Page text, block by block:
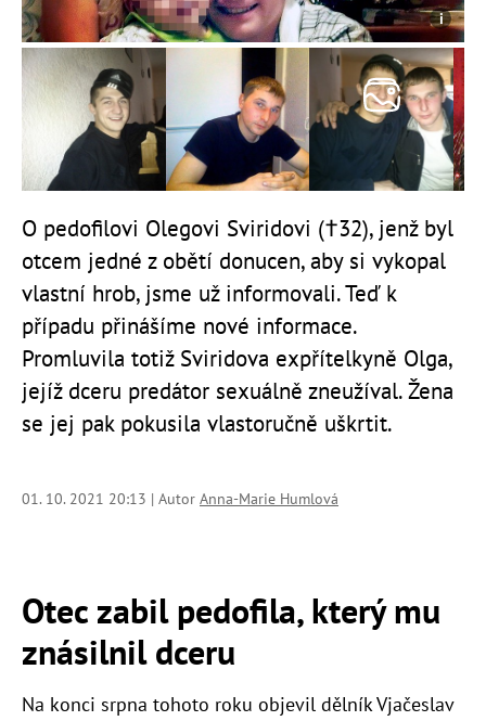
O pedofilovi Olegovi Sviridovi (†32), jenž byl
otcem jedné z obětí donucen, aby si vykopal
vlastní hrob, jsme už informovali. Teď k
případu přinášíme nové informace.
Promluvila totiž Sviridova expřítelkyně Olga,
jejíž dceru predátor sexuálně zneužíval. Žena
se jej pak pokusila vlastoručně uškrtit.
01. 10. 2021 20:13 | Autor Anna-Marie Humlová
Otec zabil pedofila, který mu
znásilnil dceru
Na konci srpna tohoto roku objevil dělník Vjačeslav